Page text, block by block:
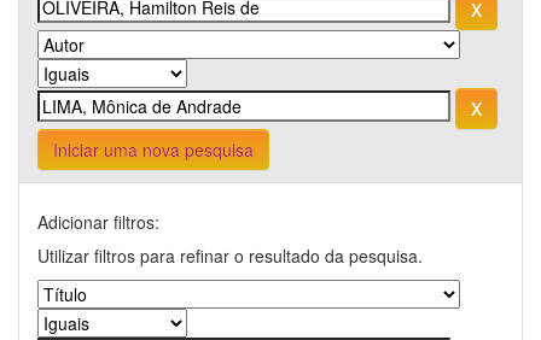
Iniciar uma nova pesquisa
Adicionar filtros:
Utilizar filtros para refinar o resultado da pesquisa.